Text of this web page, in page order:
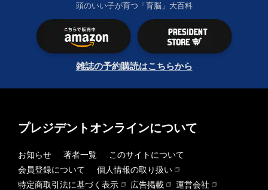
頭のいい子が育つ「育脳」大百科
雑誌の予約購読はこちらから
プレジデントオンラインについて
お知らせ 著者一覧
このサイトについて
会員登録について
個人情報の取り扱い
特定商取引法に基づく表示
広告掲載
運営会社